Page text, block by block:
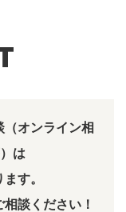
（オンライン相
は
す。
談ください！